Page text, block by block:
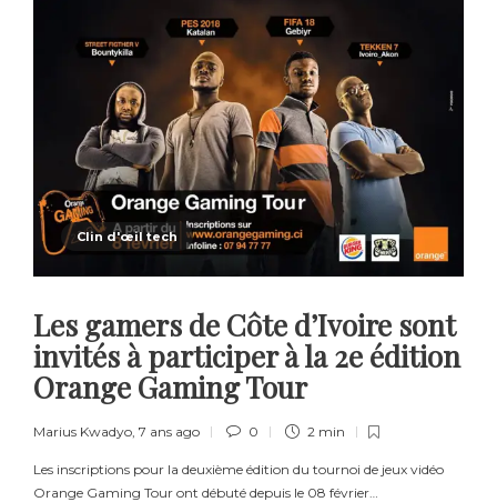
Clin d'œil tech
Les gamers de Côte d’Ivoire sont
invités à participer à la 2e édition
Orange Gaming Tour
Marius Kwadyo 7 ans ago 0 2 min
Les inscriptions pour la deuxième édition du tournoi de jeux vidéo
Orange Gaming Tour ont débuté depuis le 08 février…